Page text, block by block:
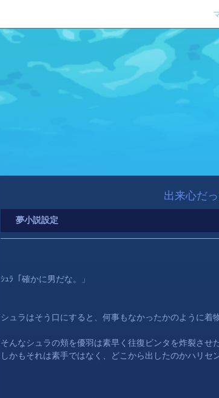
出来心だ
夢小説設定
ｼｭﾗ「確かに男だな。」
シュラはそう口にすると、何事もなかったかのように着
そんなシュラの頬を優羽 は素早く往復ビンタを炸裂させた
しかもそれは素手ではなく、どこから出したのかハリセ